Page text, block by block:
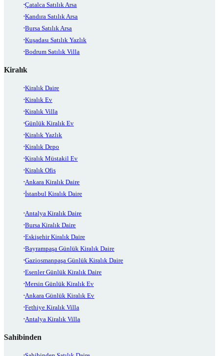
Çatalca Satılık Arsa
Kandıra Satılık Arsa
Bursa Satılık Arsa
Kuşadası Satılık Yazlık
Bodrum Satılık Villa
Kiralık
Kiralık Daire
Kiralık Ev
Kiralık Villa
Günlük Kiralık Ev
Kiralık Yazlık
Kiralık Depo
Kiralık Müstakil Ev
Kiralık Ofis
Ankara Kiralık Daire
İstanbul Kiralık Daire
Antalya Kiralık Daire
Bursa Kiralık Daire
Eskişehir Kiralık Daire
Bayrampaşa Günlük Kiralık Daire
Gaziosmanpaşa Günlük Kiralık Daire
Esenler Günlük Kiralık Daire
Mersin Günlük Kiralık Ev
Ankara Günlük Kiralık Ev
Fethiye Kiralık Villa
Antalya Kiralık Villa
Sahibinden